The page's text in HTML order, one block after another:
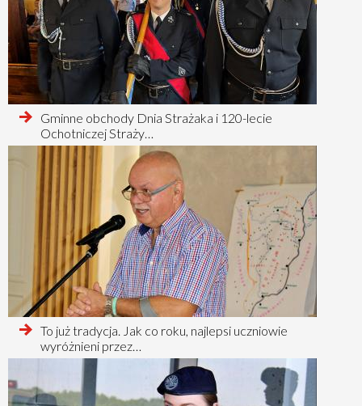
czytaj
więcej
o
Gminne obchody Dnia Strażaka i 120-lecie
Ochotniczej Straży…
czytaj
więcej
o
To już tradycja. Jak co roku, najlepsi uczniowie
wyróżnieni przez…